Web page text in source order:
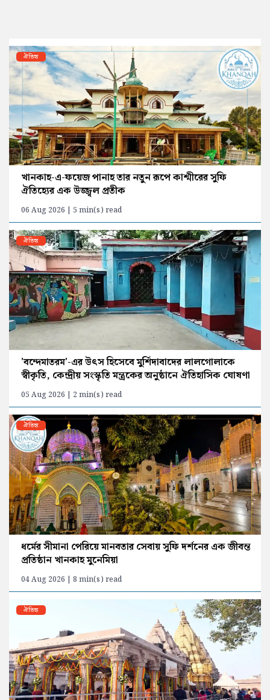
ঐতিহ্য
খানকাহ-এ-ফয়েজ পানাহ তার নতুন রূপে কাশ্মীরের সুফি
ঐতিহ্যের এক উজ্জ্বল প্রতীক
06 Aug 2026 | 5 min(s) read
ঐতিহ্য
'বন্দেমাতরম'-এর উৎস হিসেবে মুর্শিদাবাদের লালগোলাকে
স্বীকৃতি, কেন্দ্রীয় সংস্কৃতি মন্ত্রকের অনুষ্ঠানে ঐতিহাসিক ঘোষণা
05 Aug 2026 | 2 min(s) read
ঐতিহ্য
ধর্মের সীমানা পেরিয়ে মানবতার সেবায় সুফি দর্শনের এক জীবন্ত
প্রতিষ্ঠান খানকাহ মুনেমিয়া
04 Aug 2026 | 8 min(s) read
ঐতিহ্য